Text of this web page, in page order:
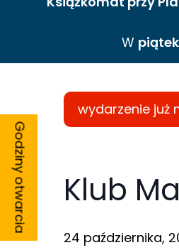
W
wydarzenie już
Klub
24 października,
Godziny otwarcia